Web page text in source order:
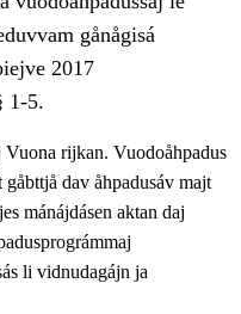
gånågisá
2017
1-5.
Vuona rijkan. Vuodoåhpadus
dav åhpadusáv majt
mánájdásen aktan daj
li vidnudagájn ja